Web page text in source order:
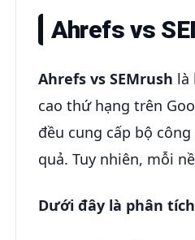
Ahrefs vs
Ahrefs vs SEMrush là
cao thứ hạng trên
đều cung cấp bộ
quả. Tuy nhiên, mỗi
Dưới đây là phân